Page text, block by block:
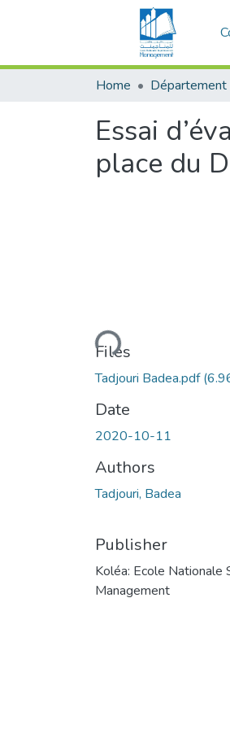
Home
Essai
place du
Loading...
Files
Tadjouri Badea.pdf
Date
2020-10-11
Authors
Tadjouri, Badea
Publisher
Koléa: Ecole Nationale
Management